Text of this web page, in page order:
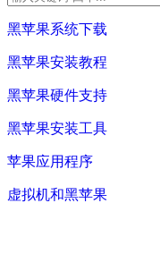
黑苹果系统下载
黑苹果安装教程
黑苹果硬件支持
黑苹果安装工具
苹果应用程序
虚拟机和黑苹果